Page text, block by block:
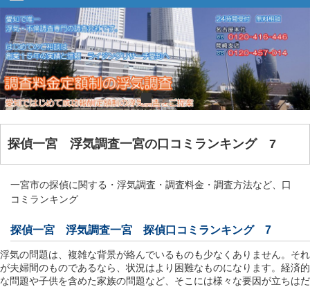
探偵一宮 浮気調査一宮の口コミランキング 7
一宮市の探偵に関する・浮気調査・調査料金・調査方法など、口
コミランキング
探偵一宮 浮気調査一宮 探偵口コミランキング 7
浮気の問題は、複雑な背景が絡んでいるものも少なくありません。それ
が夫婦間のものであるなら、状況はより困難なものになります。経済的
な問題や子供を含めた家族の問題など、そこには様々な要因が立ちはだ